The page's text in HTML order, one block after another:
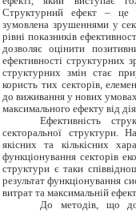
Структурний ефект – це
зумовлена зрушеннями у
рівні показників
дозволяє оцінити
ефективності структурних
структурних змін стає
користь тих секторів,
до виживання у нових
максимального ефекту від
Ефективність
секторальної структури.
якісних
та кількісних
функціонування секторів
структури є таки
результат функціонування
витрат та максимальній
До методів, що